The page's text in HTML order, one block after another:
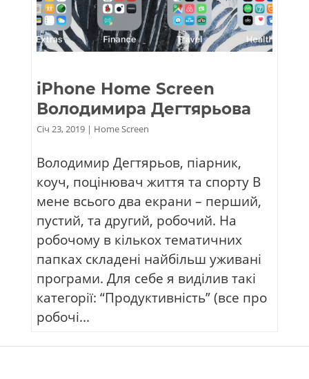
iPhone Home Screen
Володимира Дегтярьова
Січ 23, 2019| Home Screen
Володимир Дегтярьов, піарник,
коуч, поцінювач життя та спорту В
мене всього два екрани – перший,
пустий, та другий, робочий. На
робочому в кількох тематичних
папках складені найбільш уживані
програми. Для себе я виділив такі
категорії: “Продуктивність” (все про
робочі...